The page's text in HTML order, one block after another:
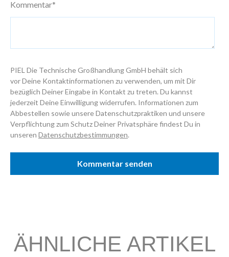
Kommentar*
PIEL Die Technische Großhandlung GmbH behält sich
vor Deine Kontaktinformationen zu verwenden, um mit Dir
bezüglich Deiner Eingabe in Kontakt zu treten. Du kannst
jederzeit Deine Einwilligung widerrufen. Informationen zum
Abbestellen sowie unsere Datenschutzpraktiken und unsere
Verpflichtung zum Schutz Deiner Privatsphäre findest Du in
unseren Datenschutzbestimmungen.
ÄHNLICHE ARTIKEL